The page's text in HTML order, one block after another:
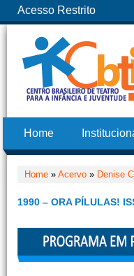
Acesso Restrito
Home
Home » Acervo » Denise
1990 – ORA PÍLULAS!